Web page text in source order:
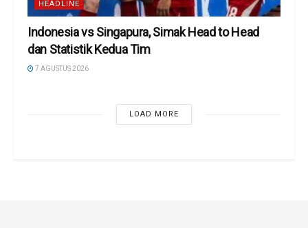
HEADLINE
Indonesia vs Singapura, Simak Head to Head
dan Statistik Kedua Tim
7 AGUSTUS 2026
LOAD MORE